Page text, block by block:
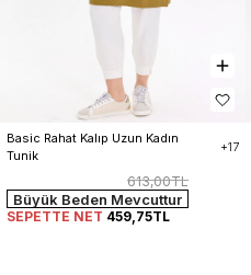
Basic Rahat Kalıp Uzun Kadın
Tunik
+17
613,00TL
Büyük Beden Mevcuttur
SEPETTE NET 459,75TL